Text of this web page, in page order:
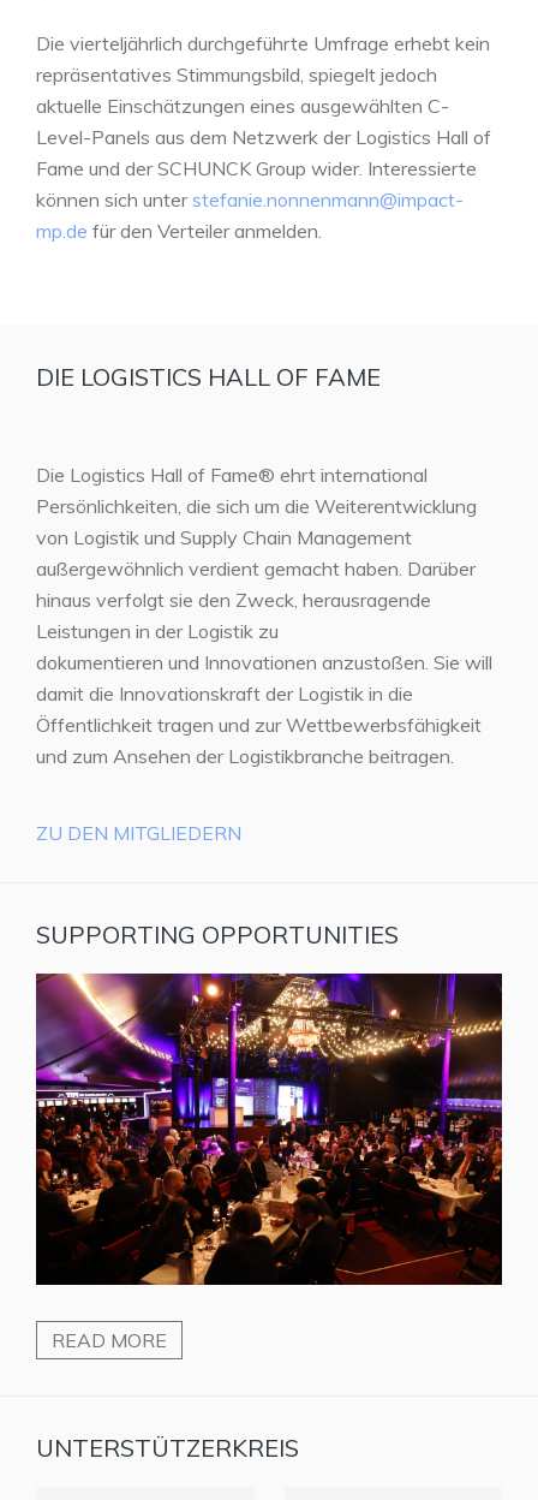
Die vierteljährlich durchgeführte Umfrage erhebt kein
repräsentatives Stimmungsbild, spiegelt jedoch
aktuelle Einschätzungen eines ausgewählten C-
Level-Panels aus dem Netzwerk der Logistics Hall of
Fame und der SCHUNCK Group wider. Interessierte
können sich unterstefanie.nonnenmann@impact-
mp.de für den Verteiler anmelden.
DIE LOGISTICS HALL OF FAME
Die Logistics Hall of Fame® ehrt international
Persönlichkeiten, die sich um die Weiterentwicklung
von Logistik und Supply Chain Management
außergewöhnlich verdient gemacht haben. Darüber
hinaus verfolgt sie den Zweck, herausragende
Leistungen in der Logistik zu
dokumentieren und Innovationen anzustoßen. Sie will
damit die Innovationskraft der Logistik in die
Öffentlichkeit tragen und zur Wettbewerbsfähigkeit
und zum Ansehen der Logistikbranche beitragen.
ZU DEN MITGLIEDERN
SUPPORTING OPPORTUNITIES
READ MORE
UNTERSTÜTZERKREIS